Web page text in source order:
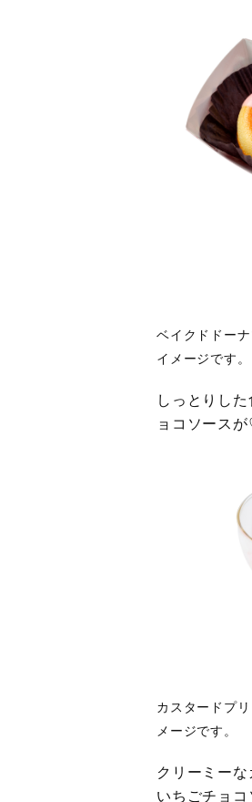
ベイクドドー
イメージで
しっとりし
ョコソース
カスタードプ
メージです
クリーミー
いちごチョ